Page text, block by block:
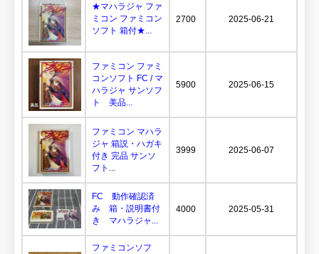
★マハラジャ ファ
ミコン ファミコン
ソフト 箱付★...
2700 2025-06-21
ファミコン ファミ
コンソフト FC / マ
ハラジャ サンソフ
ト 美品...
5900 2025-06-15
ファミコン マハラ
ジャ 箱説・ハガキ
付き 完品 サンソ
フト...
3999 2025-06-07
FC 動作確認済
み 箱・説明書付
き マハラジャ...
4000 2025-05-31
ファミコンソフ